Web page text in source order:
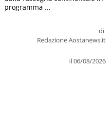
di
Redazione Aostanews.it
il 06/08/2026
programma ...